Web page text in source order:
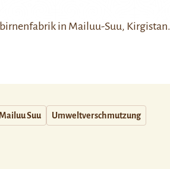
in Mailuu-Suu, Kirgistan.
Suu Umweltverschmutzung